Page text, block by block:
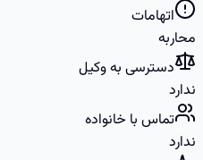
اتهامات
محاربه
دسترسی به وکیل
ندارد
تماس با خانواده
ندارد